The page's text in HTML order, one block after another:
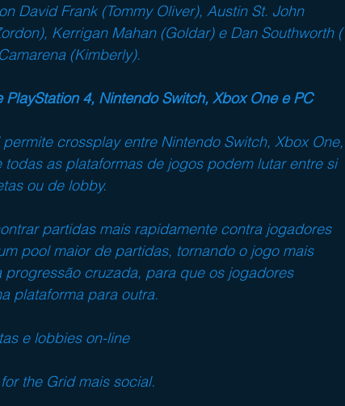
David Frank (Tommy Oliver), Austin St. John
Kerrigan Mahan (Goldar) e Dan Southworth (
(Kimberly).
4, Nintendo Switch, Xbox One e PC
crossplay entre Nintendo Switch, Xbox One,
as plataformas de jogos podem lutar entre si
ou de lobby.
partidas mais rapidamente contra jogadores
pool maior de partidas, tornando o jogo mais
cruzada, para que os jogadores
plataforma para outra.
e lobbies on-line
the Grid mais social.